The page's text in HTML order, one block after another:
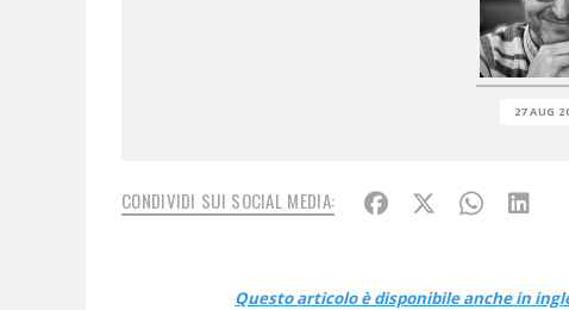
27 AUG
CONDIVIDI SUI SOCIAL MEDIA:
Questo articolo è disponibile anche in